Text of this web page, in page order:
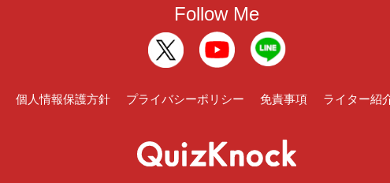
Follow Me
個人情報保護方針 プライバシーポリシー 免責事項 ライター紹